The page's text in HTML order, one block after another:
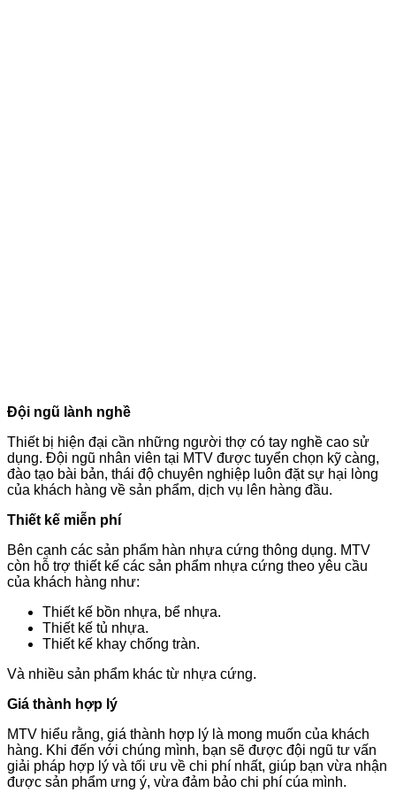
Đội ngũ lành nghề
Thiết bị hiện đại cần những người thợ có tay nghề cao sử
dụng. Đội ngũ nhân viên tại MTV được tuyển chọn kỹ càng,
đào tạo bài bản, thái độ chuyên nghiệp luôn đặt sự hại lòng
của khách hàng về sản phẩm, dịch vụ lên hàng đầu.
Thiết kế miễn phí
Bên cạnh các sản phẩm hàn nhựa cứng thông dụng. MTV
còn hỗ trợ thiết kế các sản phẩm nhựa cứng theo yêu cầu
của khách hàng như:
Thiết kế bồn nhựa, bể nhựa.
Thiết kế tủ nhựa.
Thiết kế khay chống tràn.
Và nhiều sản phẩm khác từ nhựa cứng.
Giá thành hợp lý
MTV hiểu rằng, giá thành hợp lý là mong muốn của khách
hàng. Khi đến với chúng mình, bạn sẽ được đội ngũ tư vấn
giải pháp hợp lý và tối ưu về chi phí nhất, giúp bạn vừa nhận
được sản phẩm ưng ý, vừa đảm bảo chi phí cúa mình.